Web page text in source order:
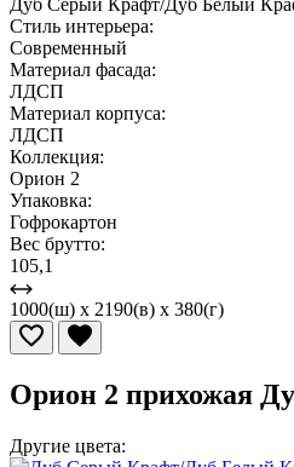
Стиль интерьера:
Современный
Материал фасада:
ЛДСП
Материал корпуса:
ЛДСП
Коллекция:
Орион 2
Упаковка:
Гофрокартон
Вес брутто:
105,1
1000(ш) x 2190(в) x 380(г)
Орион 2 прихожая
Другие цвета: